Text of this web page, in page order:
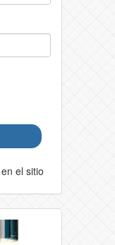
el sitio